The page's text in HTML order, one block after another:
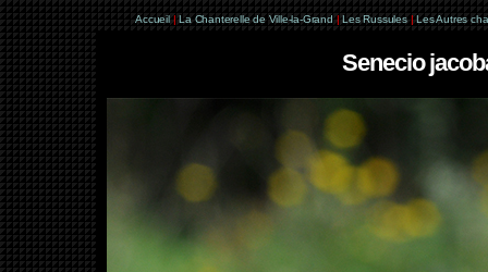
Accueil | La Chanterelle de Ville-la-Grand | Les Russules | Les Autres
Senecio